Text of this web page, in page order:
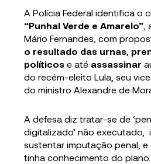
A Polícia Federal identifica o
“Punhal Verde e Amarelo”
Mário Fernandes, com
o resultado das urnas
políticos e até assassinar
do recém-eleito Lula, seu
do ministro Alexandre de
A defesa diz tratar-se de
digitalizado’ não executado,
sustentar imputação penal,
tinha conhecimento do plano.